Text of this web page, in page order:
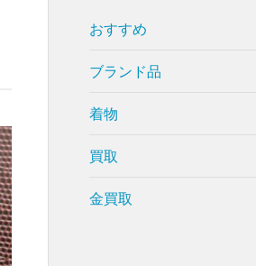
おすすめ
ブランド品
着物
買取
金買取